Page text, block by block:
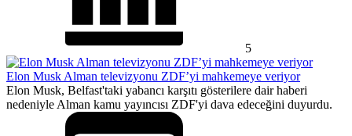
5
Elon Musk Alman televizyonu ZDF’yi mahkemeye veriyor
Elon Musk, Belfast'taki yabancı karşıtı gösterilere dair haberi
nedeniyle Alman kamu yayıncısı ZDF'yi dava edeceğini duyurdu.